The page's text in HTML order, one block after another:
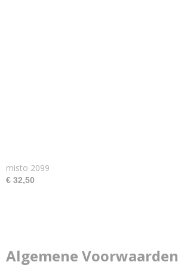
misto 2099
€ 32,50
Algemene Voorwaarden